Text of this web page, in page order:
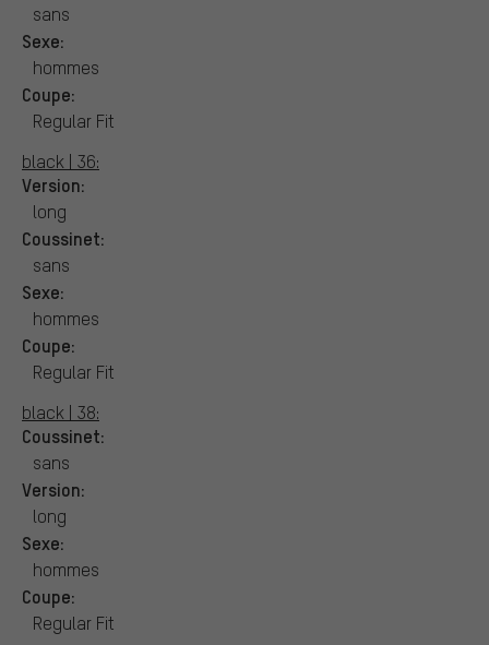
sans
Sexe:
hommes
Coupe:
Regular Fit
black | 36:
Version:
long
Coussinet:
sans
Sexe:
hommes
Coupe:
Regular Fit
black | 38:
Coussinet:
sans
Version:
long
Sexe:
hommes
Coupe:
Regular Fit